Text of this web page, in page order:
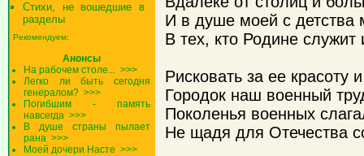
Стихи, не вошедшие в
разделы
Рекомендуем:
Анонсы
На рабочем столе... >>>
Легко ли быть сегодня
генералом? >>>
Погибшим - память
навсегда >>>
В душе страны пылает
рана >>>
Моей дочери Насте >>>
И в душе моей с детства
В тех, кто Родине служит
Рисковать за ее красоту
Городок наш военный
Поколенья военных
Не щадя для Отечества